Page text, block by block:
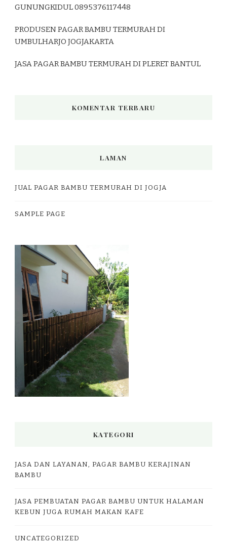
GUNUNGKIDUL 0895376117448
PRODUSEN PAGAR BAMBU TERMURAH DI
UMBULHARJO JOGJAKARTA
JASA PAGAR BAMBU TERMURAH DI PLERET BANTUL
KOMENTAR TERBARU
LAMAN
JUAL PAGAR BAMBU TERMURAH DI JOGJA
SAMPLE PAGE
KATEGORI
JASA DAN LAYANAN, PAGAR BAMBU KERAJINAN
BAMBU
JASA PEMBUATAN PAGAR BAMBU UNTUK HALAMAN
KEBUN JUGA RUMAH MAKAN KAFE
UNCATEGORIZED